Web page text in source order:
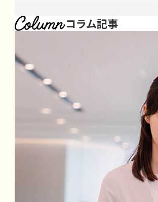
コラム記事